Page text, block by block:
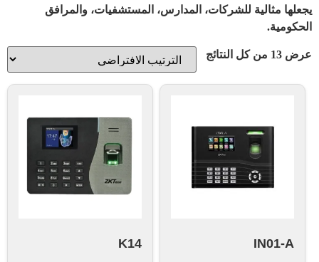
يجعلها مثالية للشركات، المدارس، المستشفيات، والمرافق
الحكومية.
عرض ⁦13⁩ من كل النتائج
IN01-A
K14